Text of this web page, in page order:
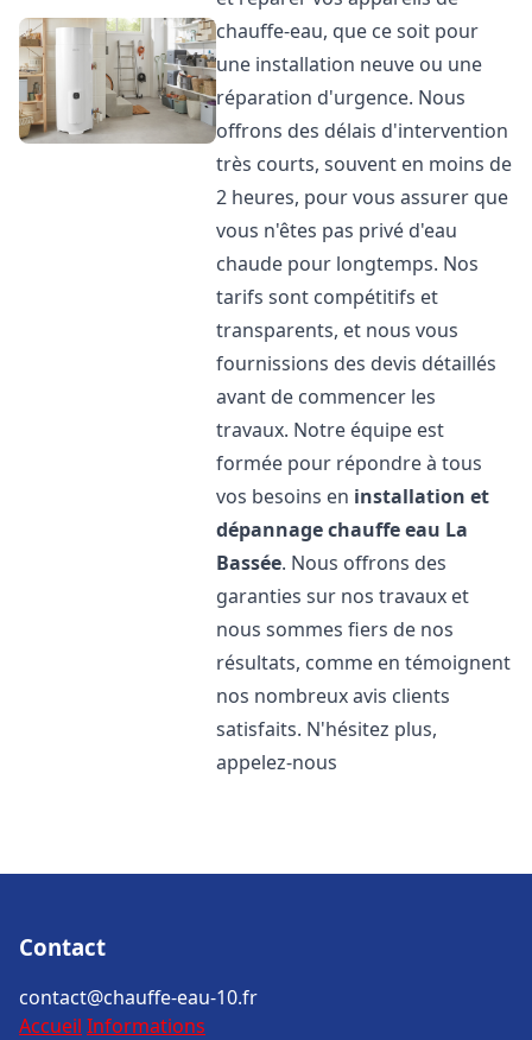
chauffe-eau, que ce soit pour
une installation neuve ou une
réparation d'urgence. Nous
offrons des délais d'intervention
très courts, souvent en moins de
2 heures, pour vous assurer que
vous n'êtes pas privé d'eau
chaude pour longtemps. Nos
tarifs sont compétitifs et
transparents, et nous vous
fournissions des devis détaillés
avant de commencer les
travaux. Notre équipe est
formée pour répondre à tous
vos besoins en installation et
dépannage chauffe eau La
Bassée. Nous offrons des
garanties sur nos travaux et
nous sommes fiers de nos
résultats, comme en témoignent
nos nombreux avis clients
satisfaits. N'hésitez plus,
appelez-nous
Contact
contact@chauffe-eau-10.fr
Accueil Informations